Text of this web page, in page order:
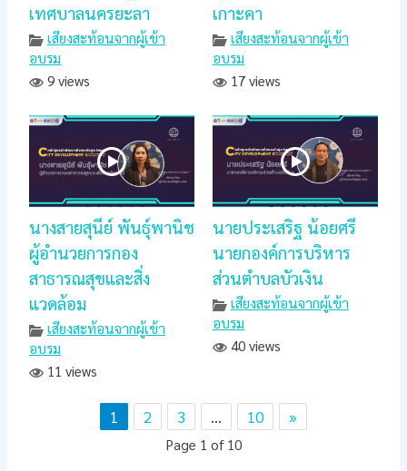
เทศบาลนครยะลา
เสียงสะท้อนจากผู้เข้า
อบรม
9 views
เกาะคา
เสียงสะท้อนจากผู้เข้า
อบรม
17 views
นางสายสุนีย์ พันธุ์พานิช
ผู้อำนวยการกอง
สาธารณสุขและสิ่ง
แวดล้อม
เสียงสะท้อนจากผู้เข้า
อบรม
11 views
นายประเสริฐ น้อยศรี
นายกองค์การบริหาร
ส่วนตำบลบัวเงิน
เสียงสะท้อนจากผู้เข้า
อบรม
40 views
1 2 3 … 10 »
Page 1 of 10